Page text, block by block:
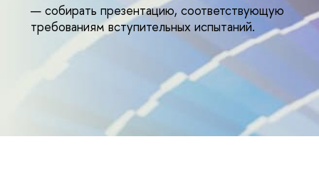
собирать презентацию, соответствующую
требованиям вступительных испытаний.